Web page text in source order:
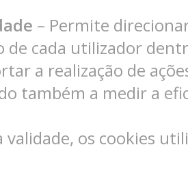
– Permite
de cada utilizador
a realização de
também a medir a
os cookies